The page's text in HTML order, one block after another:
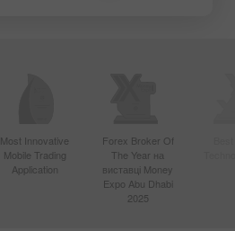
Most Innovative
Mobile Trading
Application
Forex Broker Of
The Year на
виставці Money
Expo Abu Dhabi
2025